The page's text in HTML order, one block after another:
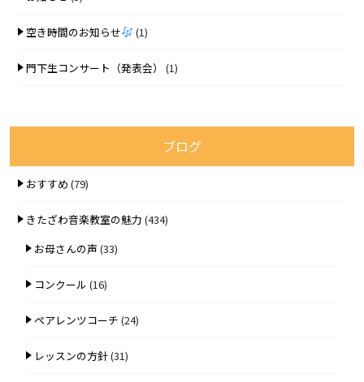
空き時間のお知らせ (1)
門下生コンサート（発表会） (1)
ブログ
おすすめ (79)
きたざわ音楽教室の魅力 (434)
お母さんの声 (33)
コンクール (16)
ペアレンツコーチ (24)
レッスンの方針(31)